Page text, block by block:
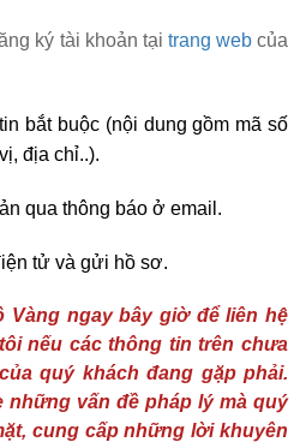
ký tài khoản tại trang webcủa
bắt buộc (nội dung gồm mã số
địa chỉ..).
qua thông báo ở email.
tử và gửi hồ sơ.
Vàng ngay bây giờ để liên hệ
nếu các thông tin trên chưa
quý khách đang gặp phải.
những vấn đề pháp lý mà quý
cung cấp những lời khuyên